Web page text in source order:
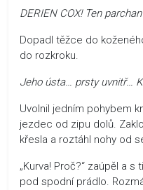
DERIEN COX! Ten
Dopadl těžce do
do rozkroku.
Jeho ústa… prsty uvnitř…
Uvolnil jedním pohybem
jezdec od zipu dolů.
křesla a roztáhl nohy od
„Kurva! Proč?“ zaúpěl a
pod spodní prádlo.